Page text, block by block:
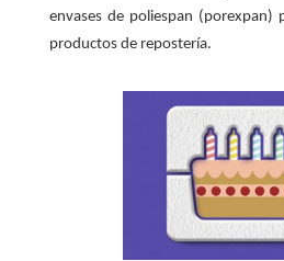
envases de poliespan (porexpan)
productos de repostería.